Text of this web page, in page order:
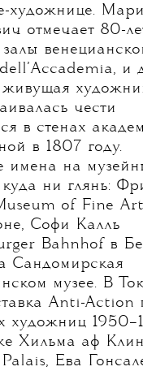
художнице.
отмечает 80-
и
чести
в стенах
в 1807 году.
имена на
ни глянь:
of Fine
Софи Калль
Bahnhof в
Сандомирская
музее. В
Anti-Action
художниц
Хильма аф
Ева